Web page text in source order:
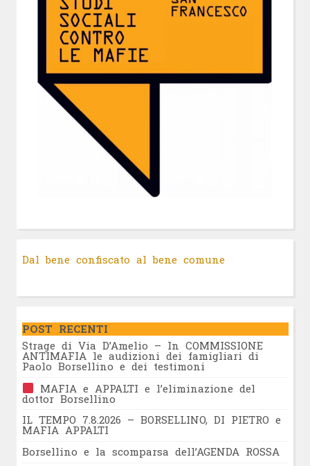
Dal bene confiscato al bene comune
POST RECENTI
Strage di Via D’Amelio – In COMMISSIONE
ANTIMAFIA le audizioni dei famigliari di
Paolo Borsellino e dei testimoni
MAFIA e APPALTI e l’eliminazione del
dottor Borsellino
IL TEMPO 7.8.2026 – BORSELLINO, DI PIETRO e
MAFIA APPALTI
Borsellino e la scomparsa dell’AGENDA ROSSA